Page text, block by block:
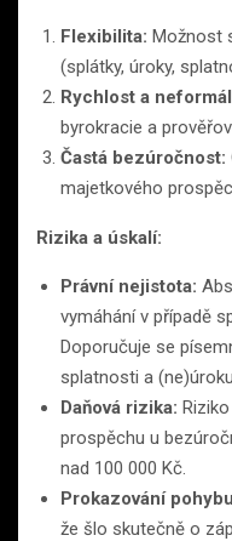
Flexibilita: Možnost
(splátky, úroky,
Rychlost a
byrokracie a
Častá bezúročnost:
majetkového
Rizika a úskalí:
Právní nejistota:
vymáhání v případě
Doporučuje se
splatnosti a
Daňová rizika:
prospěchu u
nad 100 000 Kč.
Prokazování
že šlo skutečně o